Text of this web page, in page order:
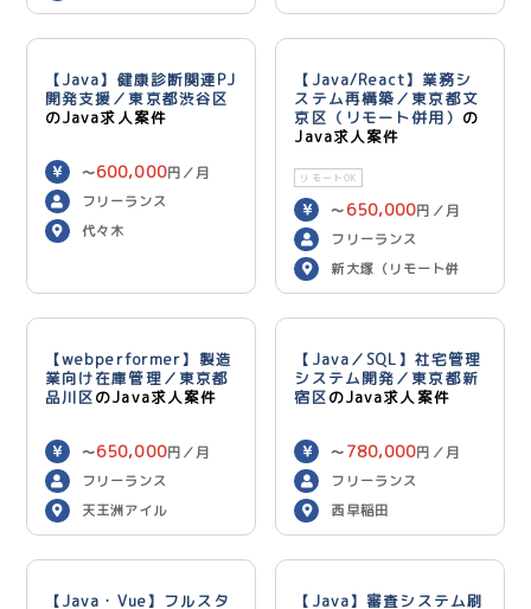
【Java】健康診断関連PJ
開発支援／東京都渋谷区
のJava求人案件
〜600,000円／月
フリーランス
代々木
【Java/React】業務シ
ステム再構築／東京都文
京区（リモート併用） の
Java求人案件
リモートOK
〜 650,000円／月
フリーランス
新大塚（リモート併
用）
【webperformer】製造
業向け在庫管理／東京都
品川区のJava求人案件
〜650,000円／月
フリーランス
天王洲アイル
【Java／SQL】社宅管理
システム開発／東京都新
宿区のJava求人案件
〜 780,000円／月
フリーランス
西早稲田
【Java・Vue】フルスタ
【Java】審査システム刷